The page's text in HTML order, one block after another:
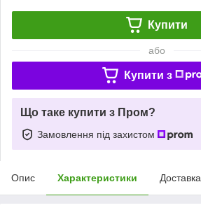
Купити
або
Купити з
Що таке купити з Пром?
Замовлення під захистом
Опис Характеристики Доставка